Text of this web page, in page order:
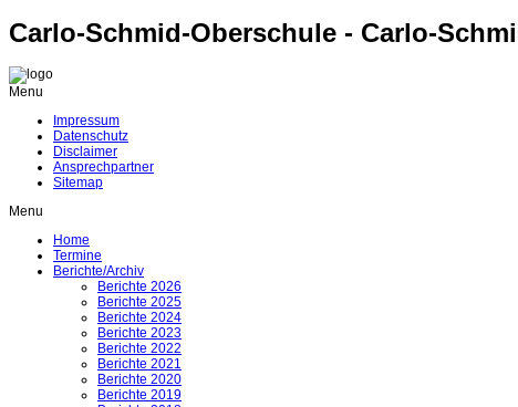
Carlo-Schmid-Oberschule - Carlo-
Menu
Impressum
Datenschutz
Disclaimer
Ansprechpartner
Sitemap
Menu
Home
Termine
Berichte/Archiv
Berichte 2026
Berichte 2025
Berichte 2024
Berichte 2023
Berichte 2022
Berichte 2021
Berichte 2020
Berichte 2019